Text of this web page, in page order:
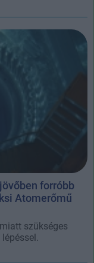
forróbb
Atomerőmű
szükséges